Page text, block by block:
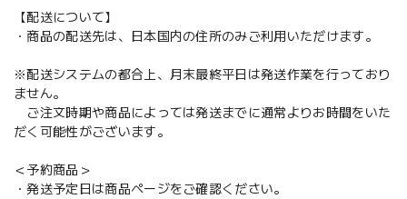
【配送について】
・商品の配送先は、日本国内の住所のみご利用いただけます。
※配送システムの都合上、月末最終平日は発送作業を行っており
ません。
ご注文時期や商品によっては発送までに通常よりお時間をいた
だく可能性がございます。
＜予約商品＞
・発送予定日は商品ページをご確認ください。